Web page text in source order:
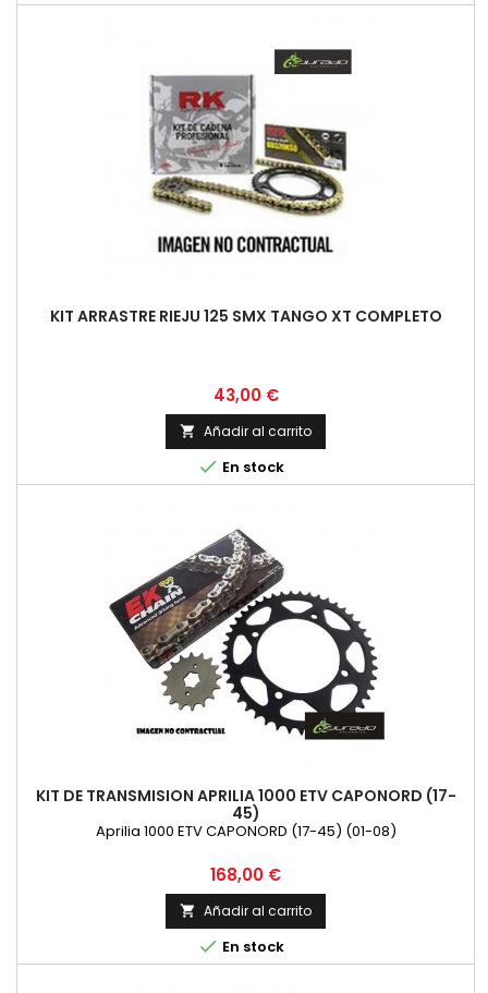
KIT ARRASTRE RIEJU 125 SMX TANGO XT COMPLETO
Precio
43,00 €
 Añadir al carrito
 En stock
KIT DE TRANSMISION APRILIA 1000 ETV CAPONORD (17-
45)
Aprilia 1000 ETV CAPONORD (17-45) (01-08)
Precio
168,00 €
 Añadir al carrito
 En stock